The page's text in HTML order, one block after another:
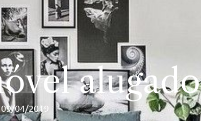
alugado
09/04/2019